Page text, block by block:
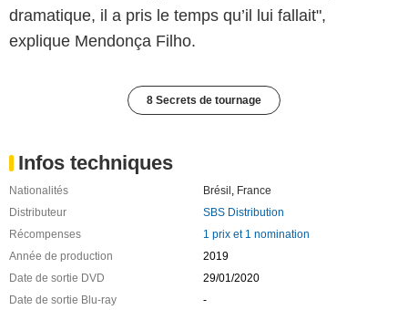
dramatique, il a pris le temps qu’il lui fallait",
explique Mendonça Filho.
8 Secrets de tournage
Infos techniques
Nationalités Brésil, France
Distributeur
SBS Distribution
Récompenses
1 prix et 1 nomination
Année de production
2019
Date de sortie DVD
29/01/2020
Date de sortie Blu-ray
-